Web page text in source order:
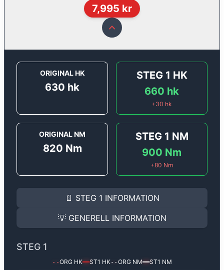
7,995 kr
ORIGINAL HK
630 hk
STEG 1 HK
660 hk
+30 hk
ORIGINAL NM
820 Nm
STEG 1 NM
900 Nm
+80 Nm
📄 STEG 1 INFORMATION
INFORMATION
Steg 1
Porsche Panamera 4.0T
Effekten ökar från630 hktill660 hkoch
(+30 hk & +80 Nm).
Ger mer effekt, högre vridmoment, lägre
Steg 1 mjukvara justerar vi ett antal
💡 GENERELL INFORMATION
✅ All mjukvara är skräddarsydd för din bil
✅ Felsökning inann samt efter optimering
STEG 1
--ORG HK━━ST1 HK--ORG NM━━ST1 NM